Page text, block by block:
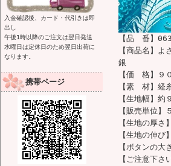
入金確認後、カード・代引きは即
出し
午後1時以降のご注文は翌日発送
水曜日は定休日のため翌日出荷に
なります。
携帯ページ
【品 番】
【商品名】
銀
【価 格】９
【素 材】経
【生地幅】約
【販売単位】
【生地の厚さ
【生地の伸び
【ボタンの大
【ご注意下さ